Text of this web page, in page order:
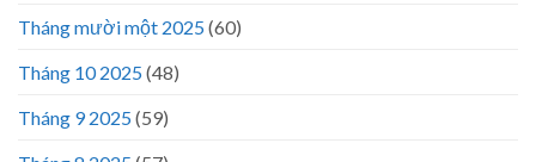
Tháng mười một 2025(60)
Tháng 10 2025(48)
Tháng 9 2025(59)